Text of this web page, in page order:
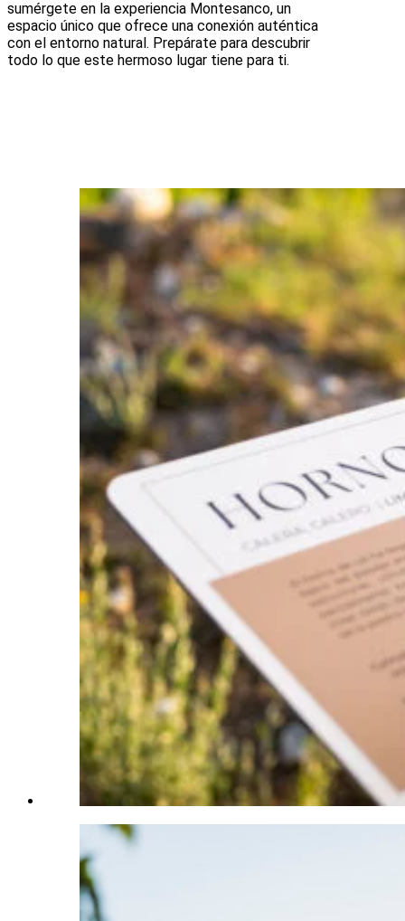
sumérgete en la experiencia Montesanco, un
espacio único que ofrece una conexión auténtica
con el entorno natural. Prepárate para descubrir
todo lo que este hermoso lugar tiene para ti.